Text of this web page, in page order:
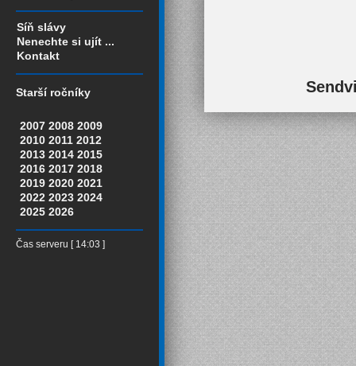
Síň slávy
Nenechte si ujít ...
Kontakt
Starší ročníky
2007 2008 2009
2010 2011 2012
2013 2014 2015
2016 2017 2018
2019 2020 2021
2022 2023 2024
2025 2026
Čas serveru [ 14:03 ]